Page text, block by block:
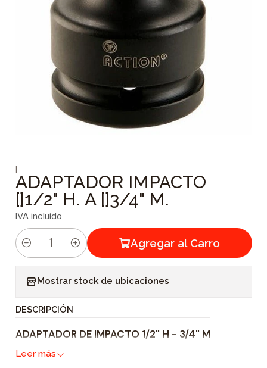
|
ADAPTADOR IMPACTO
[]1/2" H. A []3/4" M.
IVA incluido
C
i
d
a
Agregar al Carro
Mostrar stock de ubicaciones
DESCRIPCIÓN
ADAPTADOR DE IMPACTO 1/2" H - 3/4" M
Leer más